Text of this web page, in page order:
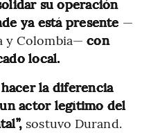
su operación
ya está presente —
y Colombia—con
local.
la diferencia
actor legítimo del
sostuvo Durand.